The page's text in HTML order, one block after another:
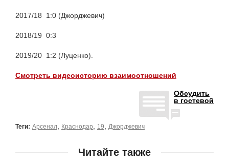
2017/18 1:0 (Джорджевич)
2018/19 0:3
2019/20 1:2 (Луценко).
Смотреть видеоисторию взаимоотношений
Обсудить
в гостевой
Теги: Арсенал Краснодар 19 Джорджевич
Читайте также